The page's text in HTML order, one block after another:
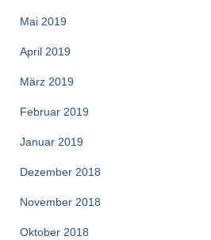
Mai 2019
April 2019
März 2019
Februar 2019
Januar 2019
Dezember 2018
November 2018
Oktober 2018